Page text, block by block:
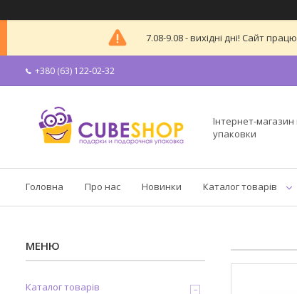
7.08-9.08 - вихідні дні! Сайт
+380 (63) 122-02-32
Інтернет-
упаковки
Головна Про нас Новинки Каталог товарів
Каталог товарів